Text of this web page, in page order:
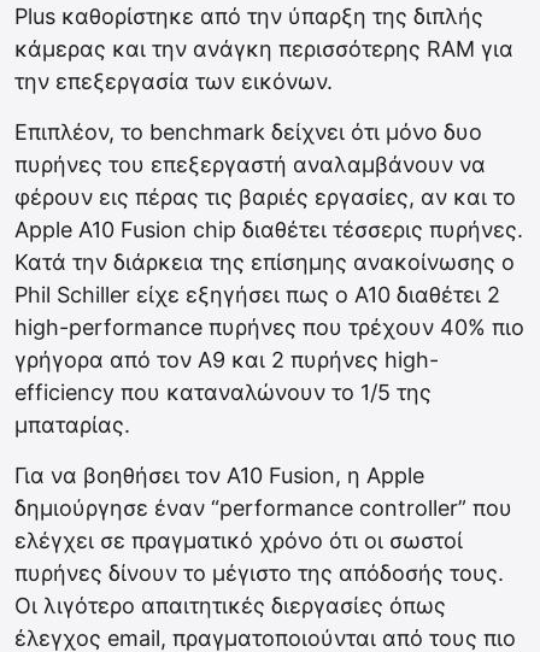
Plus καθορίστηκε από την ύπαρξη της διπλής
κάμερας και την ανάγκη περισσότερης RAM για
την επεξεργασία των εικόνων.
Επιπλέον, το benchmark δείχνει ότι μόνο δυο
πυρήνες του επεξεργαστή αναλαμβάνουν να
φέρουν εις πέρας τις βαριές εργασίες, αν και το
Apple A10 Fusion chip διαθέτει τέσσερις πυρήνες.
Κατά την διάρκεια της επίσημης ανακοίνωσης ο
Phil Schiller είχε εξηγήσει πως ο Α10 διαθέτει 2
high-performance πυρήνες που τρέχουν 40% πιο
γρήγορα από τον A9 και 2 πυρήνες high-
efficiency που καταναλώνουν το 1/5 της
μπαταρίας.
Για να βοηθήσει τον A10 Fusion, η Apple
δημιούργησε έναν “performance controller” που
ελέγχει σε πραγματικό χρόνο ότι οι σωστοί
πυρήνες δίνουν το μέγιστο της απόδοσής τους.
Οι λιγότερο απαιτητικές διεργασίες όπως
έλεγχος email, πραγματοποιούνται από τους πιο